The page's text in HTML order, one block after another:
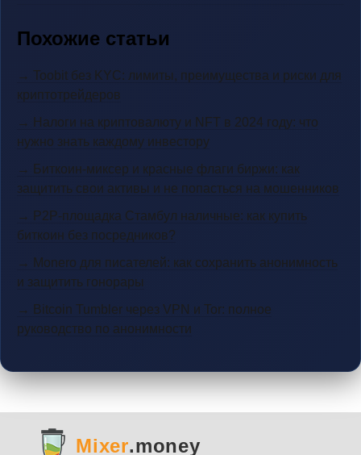
Похожие статьи
→ Toobit без KYC: лимиты, преимущества и риски для
криптотрейдеров
→ Налоги на криптовалюту и NFT в 2024 году: что
нужно знать каждому инвестору
→ Биткоин-миксер и красные флаги биржи: как
защитить свои активы и не попасться на мошенников
→ P2P-площадка Стамбул наличные: как купить
биткоин без посредников?
→ Monero для писателей: как сохранить анонимность
и защитить гонорары
→ Bitcoin Tumbler через VPN и Tor: полное
руководство по анонимности
Mixer.money